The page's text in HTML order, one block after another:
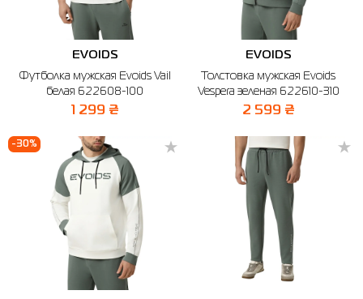
EVOIDS
Футболка мужская Evoids Vail
белая 622608-100
1 299 ₴
EVOIDS
Толстовка мужская Evoids
Vespera зеленая 622610-310
2 599 ₴
-30%